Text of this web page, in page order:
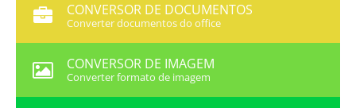
CONVERSOR DE DOCUMENTOS
Converter documentos do office
CONVERSOR DE IMAGEM
Converter formato de imagem